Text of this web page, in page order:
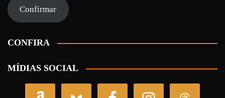
mail Confirmar
CONFIRA
MÍDIAS SOCIAL